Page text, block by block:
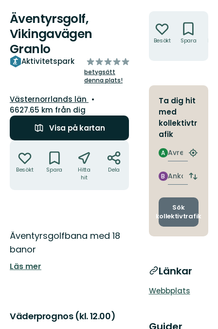
Äventyrsgolf,
Vikingavägen
Granlo
Aktivitetspark
av
5
stjärnor
betygsätt
denna plats!
Län:
Västernorrlands län
6627.65 km från dig
Visa på kartan
Besökt Spara
Hitta
hit
Dela
Beskrivning
Äventyrsgolfbana med 18
banor
Läs mer
Väderprognos (kl. 12.00)
Besökt Spara
Ta dig hit
med
kollektivtr
afik
Avresa
A
Hitta
Ankomst
B
Byt
och
Sök
kollektivtrafik
Länkar
Webbplats